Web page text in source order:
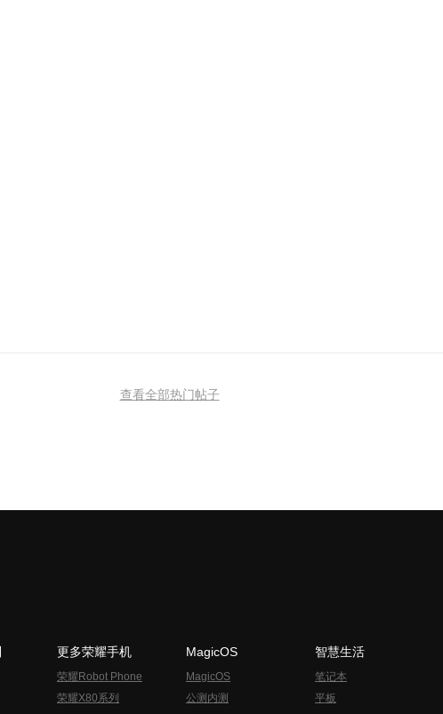
查看全部热门帖子
更多荣耀手机
荣耀Robot Phone
荣耀X80系列
MagicOS
MagicOS
公测内测
智慧生活
笔记本
平板